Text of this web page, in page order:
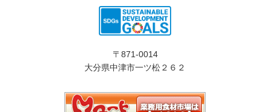
〒871-0014
大分県中津市一ツ松２６２